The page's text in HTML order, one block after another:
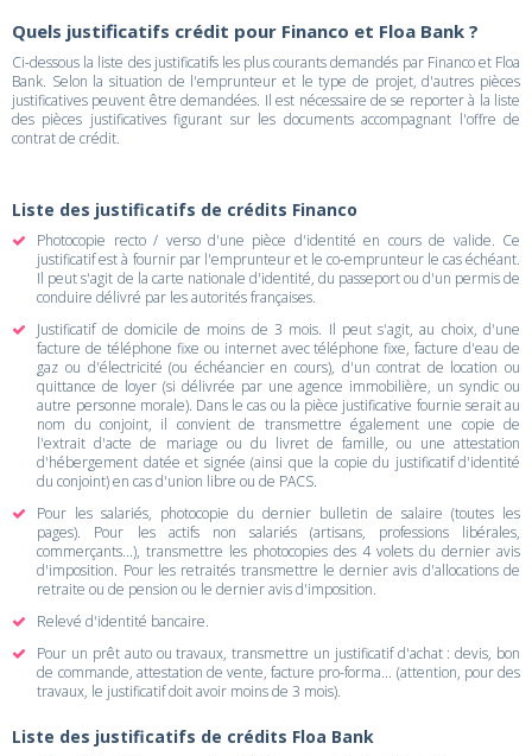
Quels justificatifs crédit pour Financo et Floa Bank ?
Ci-dessous la liste des justificatifs les plus courants demandés par Financo et Floa
Bank. Selon la situation de l'emprunteur et le type de projet, d'autres pièces
justificatives peuvent être demandées. Il est nécessaire de se reporter à la liste
des pièces justificatives figurant sur les documents accompagnant l'offre de
contrat de crédit.
Liste des justificatifs de crédits Financo
Photocopie recto / verso d'une pièce d'identité en cours de valide. Ce
justificatif est à fournir par l'emprunteur et le co-emprunteur le cas échéant.
Il peut s'agit de la carte nationale d'identité, du passeport ou d'un permis de
conduire délivré par les autorités françaises.
Justificatif de domicile de moins de 3 mois. Il peut s'agit, au choix, d'une
facture de téléphone fixe ou internet avec téléphone fixe, facture d'eau de
gaz ou d'électricité (ou échéancier en cours), d'un contrat de location ou
quittance de loyer (si délivrée par une agence immobilière, un syndic ou
autre personne morale). Dans le cas ou la pièce justificative fournie serait au
nom du conjoint, il convient de transmettre également une copie de
l'extrait d'acte de mariage ou du livret de famille, ou une attestation
d'hébergement datée et signée (ainsi que la copie du justificatif d'identité
du conjoint) en cas d'union libre ou de PACS.
Pour les salariés, photocopie du dernier bulletin de salaire (toutes les
pages). Pour les actifs non salariés (artisans, professions libérales,
commerçants...), transmettre les photocopies des 4 volets du dernier avis
d'imposition. Pour les retraités transmettre le dernier avis d'allocations de
retraite ou de pension ou le dernier avis d'imposition.
Relevé d'identité bancaire.
Pour un prêt auto ou travaux, transmettre un justificatif d'achat : devis, bon
de commande, attestation de vente, facture pro-forma... (attention, pour des
travaux, le justificatif doit avoir moins de 3 mois).
Liste des justificatifs de crédits Floa Bank